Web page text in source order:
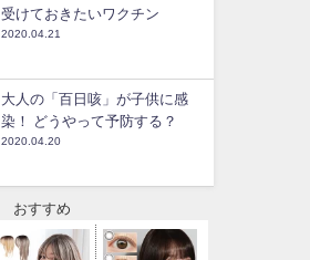
受けておきたいワクチン
2020.04.21
大人の「百日咳」が子供に感
染！ どうやって予防する？
2020.04.20
おすすめ